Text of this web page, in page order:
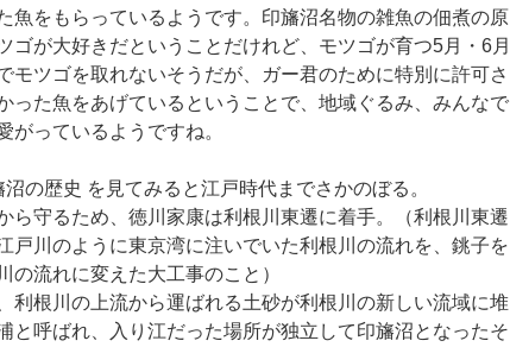
魚をもらっているようです。印旛沼名物の雑魚の佃煮の原
ゴが大好きだということだけれど、モツゴが育つ5月・6月
モツゴを取れないそうだが、ガー君のために特別に許可さ
った魚をあげているということで、地域ぐるみ、みんなで
がっているようですね。
の歴史 を見てみると江戸時代までさかのぼる。
ら守るため、徳川家康は利根川東遷に着手。（利根川東遷
戸川のように東京湾に注いでいた利根川の流れを、銚子を
の流れに変えた大工事のこと）
利根川の上流から運ばれる土砂が利根川の新しい流域に堆
と呼ばれ、入り江だった場所が独立して印旛沼となったそ